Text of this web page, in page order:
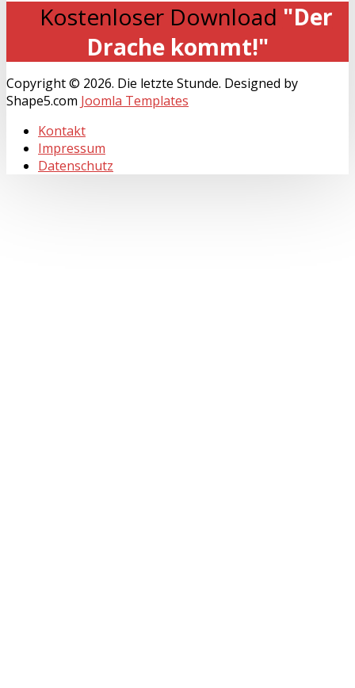
Kostenloser Download "Der
Drache kommt!"
Copyright © 2026. Die letzte Stunde. Designed by
Shape5.com Joomla Templates
Kontakt
Impressum
Datenschutz